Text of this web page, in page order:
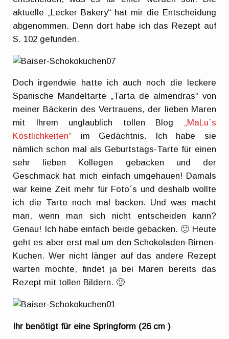
aktuelle „Lecker Bakery“ hat mir die Entscheidung
abgenommen. Denn dort habe ich das Rezept auf
S. 102 gefunden.
Doch irgendwie hatte ich auch noch die leckere
Spanische Mandeltarte „Tarta de almendras“ von
meiner Bäckerin des Vertrauens, der lieben Maren
mit Ihrem unglaublich tollen Blog „MaLu´s
Köstlichkeiten“ im Gedächtnis. Ich habe sie
nämlich schon mal als Geburtstags-Tarte für einen
sehr lieben Kollegen gebacken und der
Geschmack hat mich einfach umgehauen! Damals
war keine Zeit mehr für Foto´s und deshalb wollte
ich die Tarte noch mal backen. Und was macht
man, wenn man sich nicht entscheiden kann?
Genau! Ich habe einfach beide gebacken. 🙂 Heute
geht es aber erst mal um den Schokoladen-Birnen-
Kuchen. Wer nicht länger auf das andere Rezept
warten möchte, findet ja bei Maren bereits das
Rezept mit tollen Bildern. 🙂
Ihr benötigt für eine Springform (26 cm )